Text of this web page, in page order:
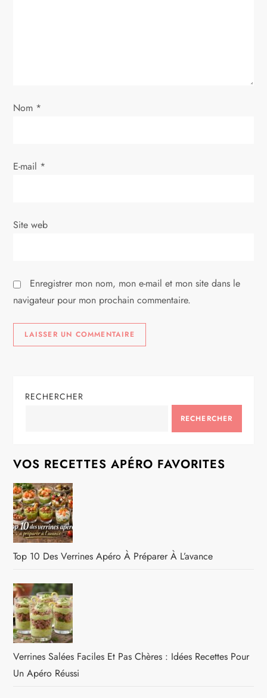
’
r
i
l
e
Nom *
E-mail *
Site web
Enregistrer mon nom, mon e-mail et mon site dans le
navigateur pour mon prochain commentaire.
RECHERCHER
RECHERCHER
VOS RECETTES APÉRO FAVORITES
Top 10 Des Verrines Apéro À Préparer À L’avance
Verrines Salées Faciles Et Pas Chères : Idées Recettes Pour
Un Apéro Réussi